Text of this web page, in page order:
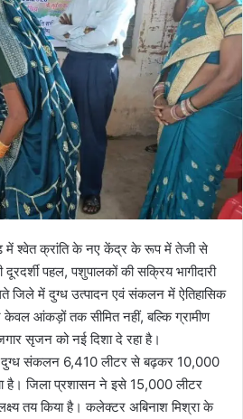
में श्वेत क्रांति के नए केंद्र के रूप में तेजी से
पहल, पशुपालकों की सक्रिय भागीदारी
में दुग्ध उत्पादन एवं संकलन में ऐतिहासिक
केवल आंकड़ों तक सीमित नहीं, बल्कि ग्रामीण
सृजन को नई दिशा दे रहा है।
दुग्ध संकलन 6,410 लीटर से बढ़कर 10,000
है। जिला प्रशासन ने इसे 15,000 लीटर
तय किया है। कलेक्टर अबिनाश मिश्रा के